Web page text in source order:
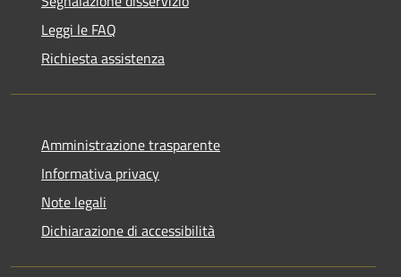
Leggi le FAQ
Richiesta assistenza
Amministrazione trasparente
Informativa privacy
Note legali
Dichiarazione di accessibilità